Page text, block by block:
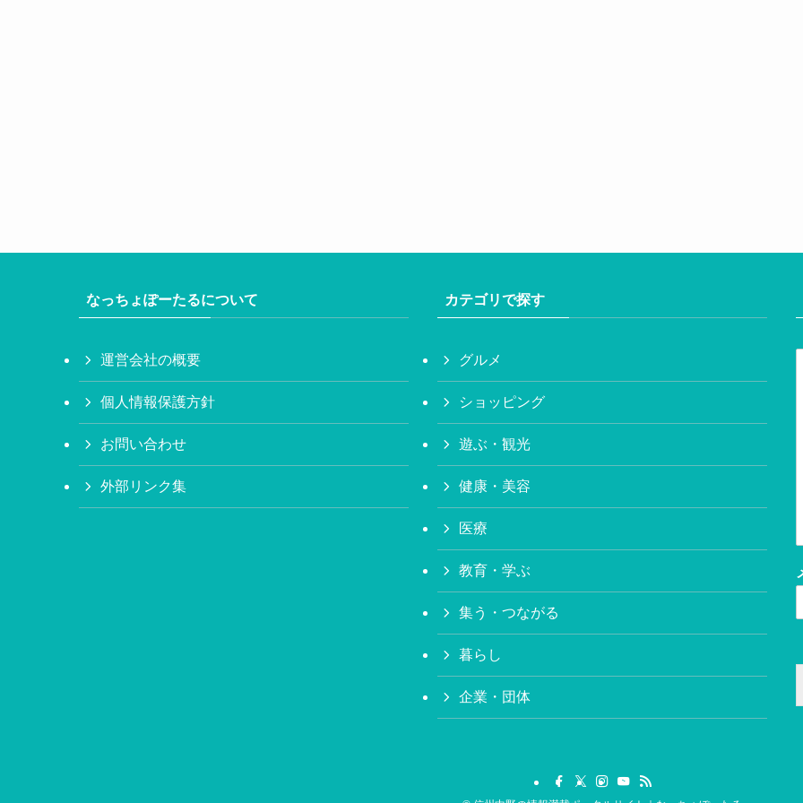
なっちょぽーたるについて
運営会社の概要
個人情報保護方針
お問い合わせ
外部リンク集
カテゴリで探す
グルメ
ショッピング
遊ぶ・観光
健康・美容
医療
教育・学ぶ
集う・つながる
暮らし
企業・団体